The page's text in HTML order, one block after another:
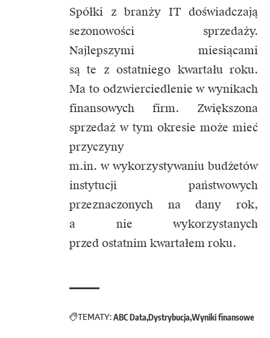
Spółki z branży IT doświadczają
sezonowości sprzedaży.
Najlepszymi miesiącami
są te z ostatniego kwartału roku.
Ma to odzwierciedlenie w wynikach
finansowych firm. Zwiększona
sprzedaż w tym okresie może mieć
przyczyny
m.in. w wykorzystywaniu budżetów
instytucji państwowych
przeznaczonych na dany rok,
a nie wykorzystanych
przed ostatnim kwartałem roku.
TEMATY:ABC Data Dystrybucja Wyniki finansowe